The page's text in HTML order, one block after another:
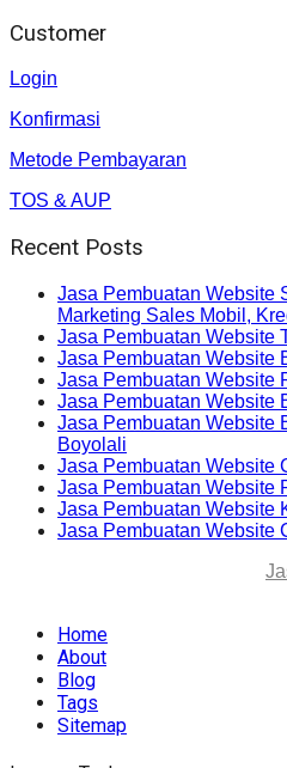
Customer
Login
Konfirmasi
Metode Pembayaran
TOS & AUP
Recent Posts
Jasa Pembuatan Website
Marketing Sales Mobil,
Jasa Pembuatan Website
Jasa Pembuatan Website
Jasa Pembuatan Website
Jasa Pembuatan Website
Jasa Pembuatan Website
Boyolali
Jasa Pembuatan Website
Jasa Pembuatan Website
Jasa Pembuatan Website
Jasa Pembuatan Website
Home
About
Blog
Tags
Sitemap